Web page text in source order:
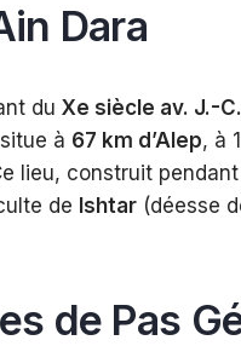
Dara
du Xe siècle av. J.-C.
à 67 km d’Alep, à
lieu, construit
de Ishtar (déesse
de Pas